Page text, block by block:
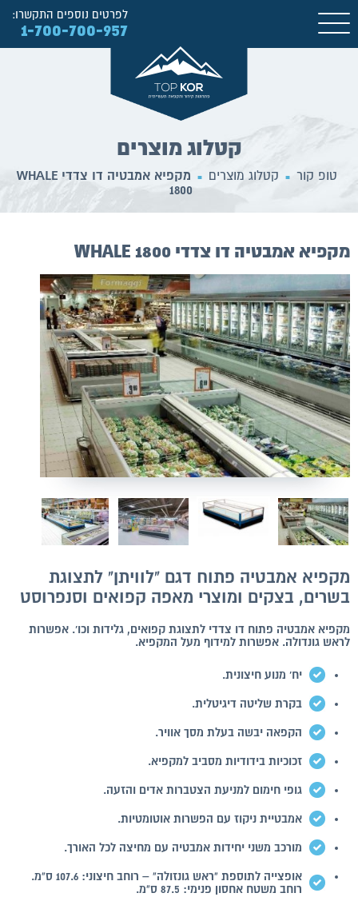
לפרטים נוספים התקשרו:
1-700-700-957
קטלוג מוצרים
טופ קור ■ קטלוג מוצרים ■
מקפיא אמבטיה דו צדדי WHALE
1800
מקפיא אמבטיה דו צדדי WHALE 1800
מקפיא אמבטיה פתוח דגם "לוויתן" לתצוגת
בשרים, בצקים ומוצרי מאפה קפואים וסנפרוסט
מקפיא אמבטיה פתוח דו צדדי לתצוגת קפואים, גלידות וכו'. אפשרות
לראש גונדולה. אפשרות למידוף מעל המקפיא.
יח' מנוע חיצונית.
בקרת שליטה דיגיטלית.
הקפאה יבשה בעלת מסך אוויר.
זכוכיות בידודיות מסביב למקפיא.
גופי חימום למניעת הצטברות אדים והזעה.
אמבטיית ניקוז עם הפשרות אוטומטיות.
מורכב משני יחידות אמבטיה עם מחיצה לכל האורך.
אופצייה לתוספת "ראש גונזולה" – רוחב חיצוני: 107.6 ס"מ.
רוחב משטח אחסון פנימי: 87.5 ס"מ.